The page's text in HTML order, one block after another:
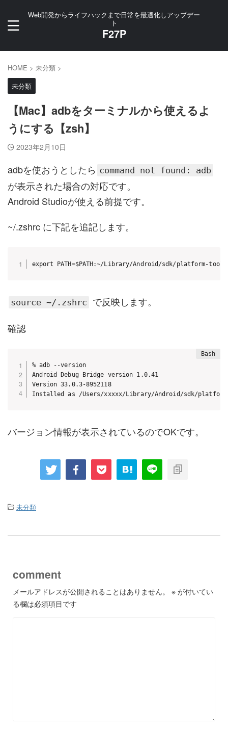
Web開発からライフハックまで日常を最適化しアップデー
ト
F27P
HOME > 未分類 >
未分類
【Mac】adbをターミナルから使えるよ
うにする【zsh】
2023年2月10日
adbを使おうとしたら command not found: adb
が表示された場合の対応です。
Android Studioが使える前提です。
~/.zshrc に下記を追記します。
export PATH=$PATH:~/Library/Android/sdk/platform-tools
source ~/.zshrc
で反映します。
確認
% adb --version
Android Debug Bridge version 1.0.41
Version 33.0.3-8952118
Installed as /Users/xxxxx/Library/Android/sdk/
バージョン情報が表示されているのでOKです。
-未分類
comment
メールアドレスが公開されることはありません。 ※ が付いてい
る欄は必須項目です